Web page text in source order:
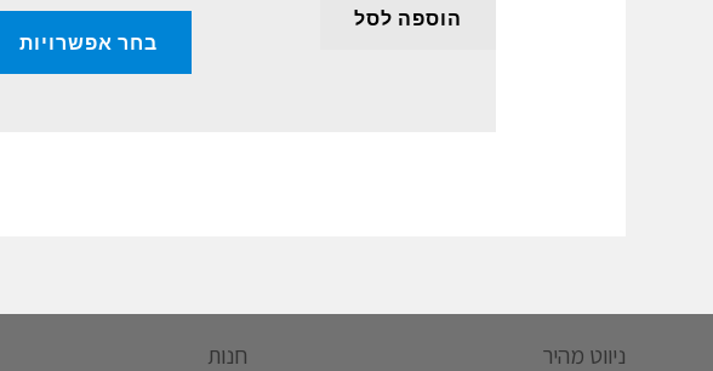
הוספה לסל
בחר אפשרויות
ניווט מהיר חנות